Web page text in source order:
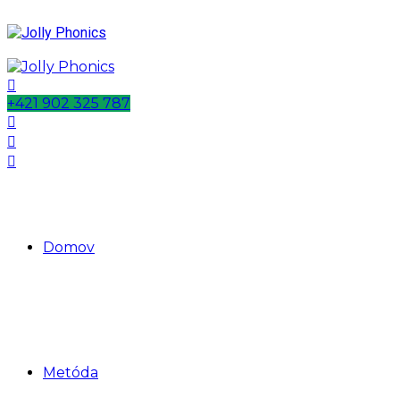
+421 902 325 787
Domov
Metóda